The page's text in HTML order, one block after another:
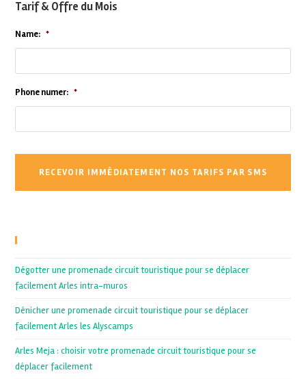
Tarif & Offre du Mois
Name: *
Phone numer: *
Dégotter une promenade circuit touristique pour se déplacer
facilement Arles intra-muros
Dénicher une promenade circuit touristique pour se déplacer
facilement Arles les Alyscamps
Arles Meja : choisir votre promenade circuit touristique pour se
déplacer facilement